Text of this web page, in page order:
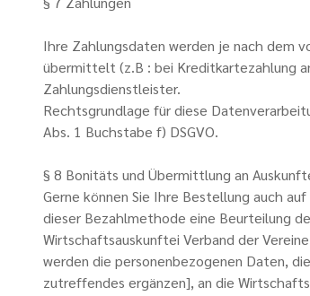
Ihre Zahlungsdaten werden je nach dem
übermittelt (z.B : bei Kreditkartezahlung
Zahlungsdienstleister.
Rechtsgrundlage für diese
Abs. 1 Buchstabe f) DSGVO.
§ 8 Bonitäts und Übermittlung an
Gerne können Sie Ihre Bestellung auch
dieser Bezahlmethode eine Beurteilung
Wirtschaftsauskunftei Verband der
werden die personenbezogenen Daten,
zutreffendes ergänzen], an die